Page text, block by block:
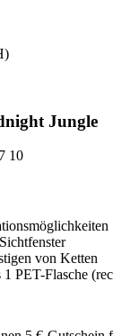
Jungle
10
von Ketten
1 PET-Flasche